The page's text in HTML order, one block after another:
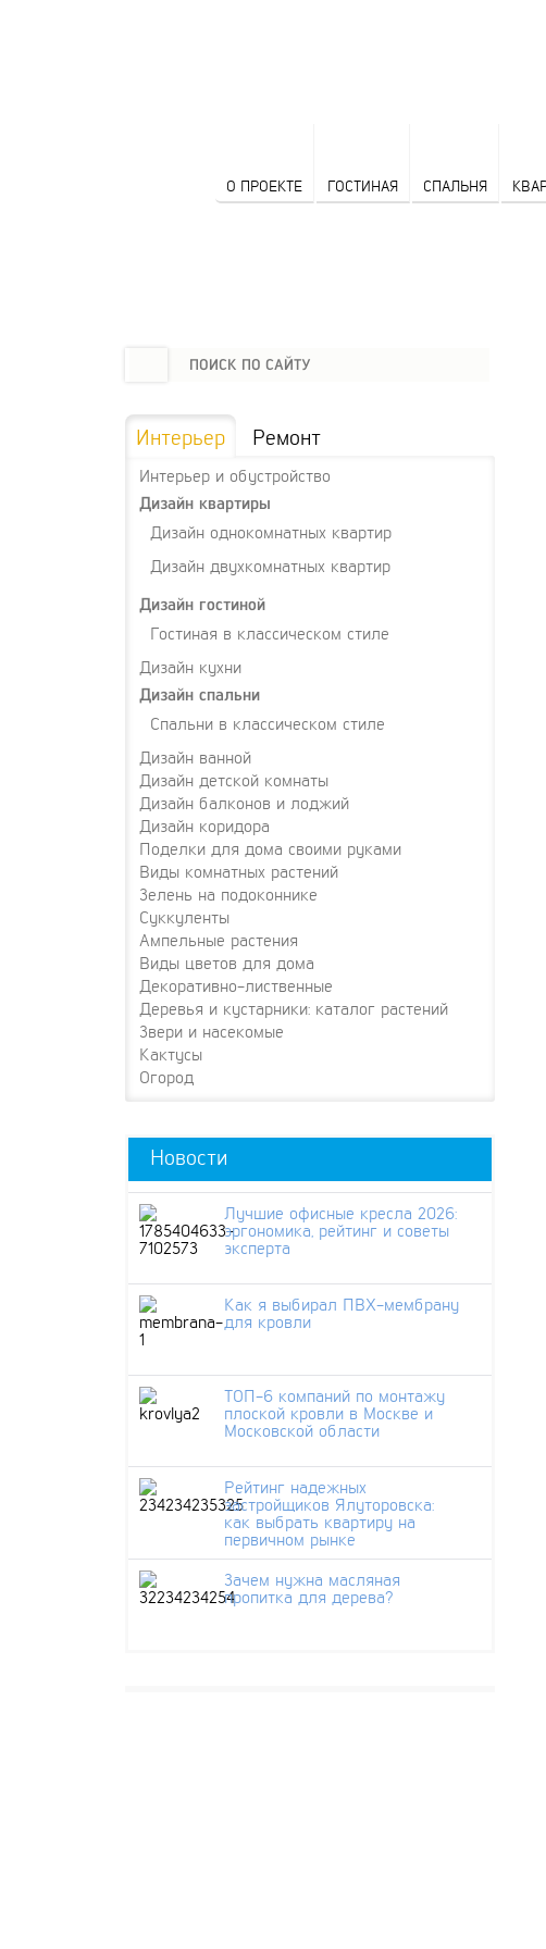
О ПРОЕКТЕ ГОСТИНАЯ СПАЛЬНЯ
Интерьер Ремонт
Интерьер и обустройство
Дизайн квартиры
Дизайн однокомнатных квартир
Дизайн двухкомнатных квартир
Дизайн гостиной
Гостиная в классическом стиле
Дизайн кухни
Дизайн спальни
Спальни в классическом стиле
Дизайн ванной
Дизайн детской комнаты
Дизайн балконов и лоджий
Дизайн коридора
Поделки для дома своими руками
Виды комнатных растений
Зелень на подоконнике
Суккуленты
Ампельные растения
Виды цветов для дома
Декоративно-лиственные
Деревья и кустарники: каталог растений
Звери и насекомые
Кактусы
Огород
Новости
Лучшие офисные кресла 2026:
эргономика, рейтинг и советы
эксперта
Как я выбирал ПВХ-мембрану
для кровли
ТОП-6 компаний по монтажу
плоской кровли в Москве и
Московской области
Рейтинг надежных
застройщиков Ялуторовска:
как выбрать квартиру на
первичном рынке
Зачем нужна масляная
пропитка для дерева?